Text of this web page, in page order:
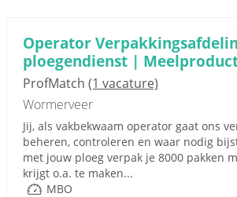
Operator
ploegendienst |
ProfMatch (1 vacature)
Wormerveer
Jij, als vakbekwaam operator gaat ons
beheren, controleren en waar nodig
met jouw ploeg verpak je 8000 pakken
krijgt o.a. te maken...
MBO